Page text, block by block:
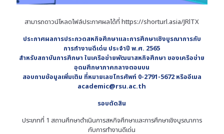
สามารถดาวน์โหลดไฟล์ประกาศผลได้ที่https://shorturl.asia/JRlTX
ประกาศผลการประกวดสหกิจศึกษาและการศึกษาเชิงบูรณาการกับ
การทำงานดีเด่น ประจำปี พ.ศ. 2565
สำหรับสถาบันการศึกษา ในเครือข่ายพัฒนาสหกิจศึกษา ของเครือข่าย
อุดมศึกษาภาคกลางตอนบน
สอบถามข้อมูลเพิ่มเติม ที่หมายเลขโทรศัพท์ 0-2791-5672 หรืออีเมล
academic@rsu.ac.th
รอบตัดสิน
ประเภทที่ 1 สถานศึกษาดำเนินการสหกิจศึกษาและการศึกษาเชิงบูรณาการ
กับการทำงานดีเด่น